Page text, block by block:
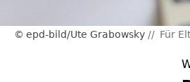
epd-bild/Ute Grabowsky Für